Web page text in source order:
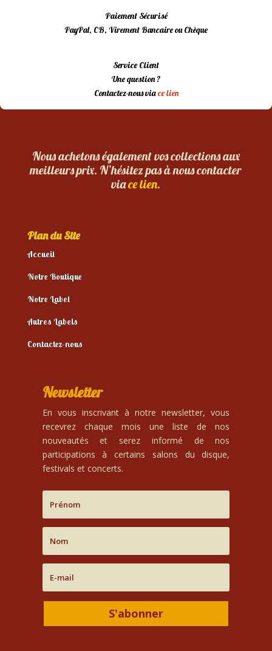
Paiement Sécurisé
PayPal, CB, Virement Bancaire ou Chèque
Service Client
Une question ?
Contactez-nous viace lien
Nous achetons également vos collections aux
meilleurs prix. N’hésitez pas à nous contacter
viace lien.
Plan du Site
Accueil
Notre Boutique
Notre Label
Autres Labels
Contactez-nous
Newsletter
En vous inscrivant à notre newsletter, vous
recevrez chaque mois une liste de nos
nouveautés et serez informé de nos
participations à certains salons du disque,
festivals et concerts.
S'abonner